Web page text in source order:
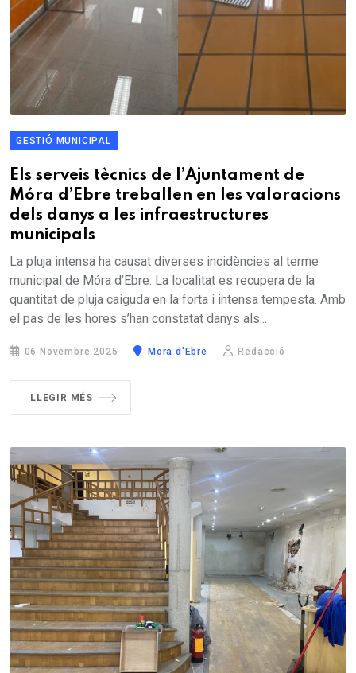
GESTIÓ MUNICIPAL
Els serveis tècnics de l’Ajuntament de
Móra d’Ebre treballen en les valoracions
dels danys a les infraestructures
municipals
La pluja intensa ha causat diverses incidències al terme
municipal de Móra d’Ebre. La localitat es recupera de la
quantitat de pluja caiguda en la forta i intensa tempesta. Amb
el pas de les hores s’han constatat danys als...
06 Novembre 2025 Mora d'Ebre Redacció
LLEGIR MÉS